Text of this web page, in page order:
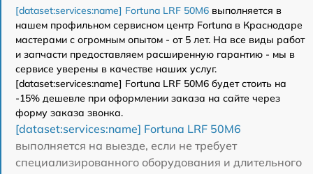
[dataset:services:name] Fortuna LRF 50M6 выполняется в
нашем профильном сервисном центр Fortuna в Краснодаре
мастерами с огромным опытом - от 5 лет. На все виды работ
и запчасти предоставляем расширенную гарантию - мы в
сервисе уверены в качестве наших услуг.
[dataset:services:name] Fortuna LRF 50M6 будет стоить на
-15% дешевле при оформлении заказа на сайте через
форму заказа звонка.
[dataset:services:name] Fortuna LRF 50M6
выполняется на выезде, если не требует
специализированного оборудования и длительного